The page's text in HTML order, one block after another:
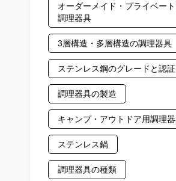
オーダーメイド・プライベー
調理器具
3層構造・多層構造の調理器具
ステンレス鋼のグレードと認証
調理器具の製造
キャンプ・アウトドア用調理
ステンレス鍋
調理器具の種類